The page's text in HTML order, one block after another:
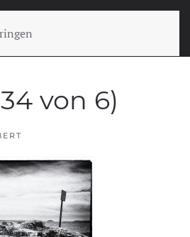
von 6)